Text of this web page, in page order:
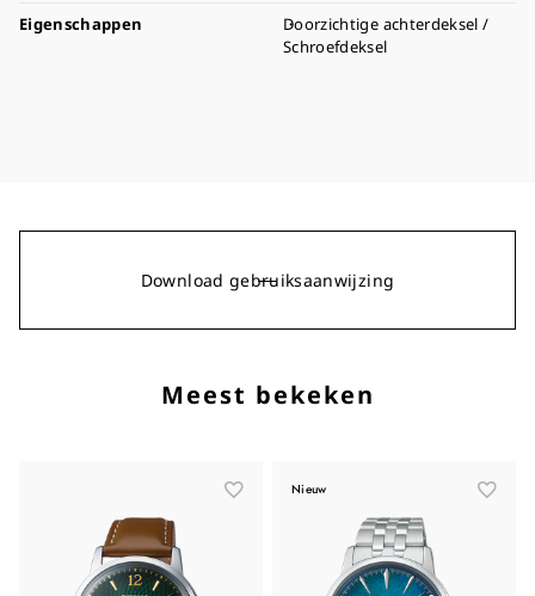
Eigenschappen
Doorzichtige achterdeksel /
Schroefdeksel
Download gebruiksaanwijzing
Meest bekeken
Nieuw